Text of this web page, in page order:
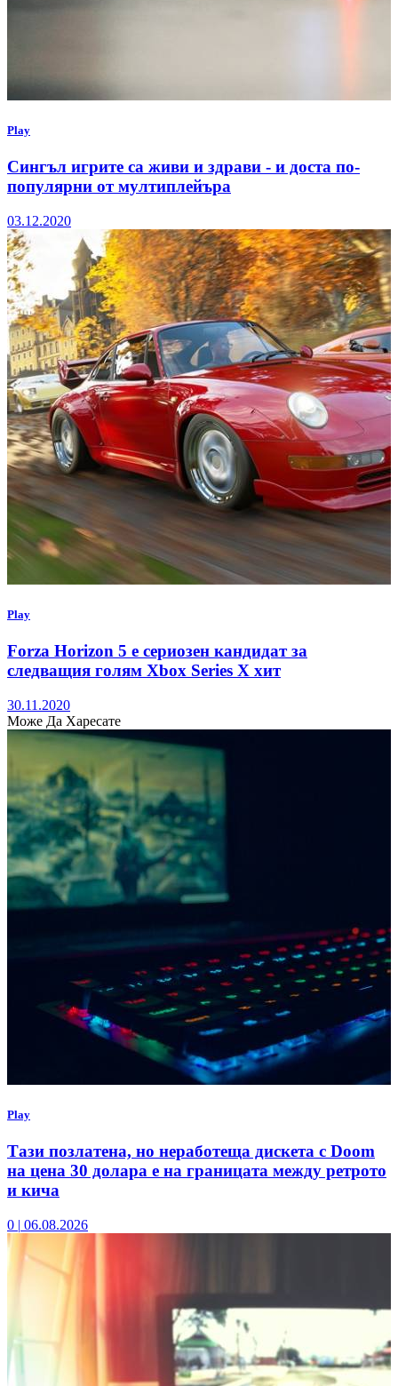
Play
Сингъл игрите са живи и здрави - и доста по-
популярни от мултиплейъра
03.12.2020
Play
Forza Horizon 5 е сериозен кандидат за
следващия голям Xbox Series X хит
30.11.2020
Може Да Харесате
Play
Тази позлатена, но неработеща дискета с Doom
на цена 30 долара е на границата между ретрото
и кича
0 | 06.08.2026